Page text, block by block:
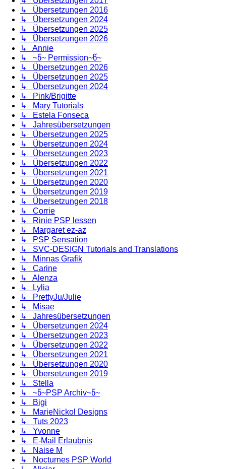
↳ Übersetzungen 2016
↳ Übersetzungen 2024
↳ Übersetzungen 2025
↳ Übersetzungen 2026
↳ Annie
↳ ~წ~ Permission~წ~
↳ Übersetzungen 2026
↳ Übersetzungen 2025
↳ Übersetzungen 2024
↳ Pink/Brigitte
↳ Mary Tutorials
↳ Estela Fonseca
↳ Jahresübersetzungen
↳ Übersetzungen 2025
↳ Übersetzungen 2024
↳ Übersetzungen 2023
↳ Übersetzungen 2022
↳ Übersetzungen 2021
↳ Übersetzungen 2020
↳ Übersetzungen 2019
↳ Übersetzungen 2018
↳ Corrie
↳ Rinie PSP lessen
↳ Margaret ez-az
↳ PSP Sensation
↳ SVC-DESIGN Tutorials and Translations
↳ Minnas Grafik
↳ Carine
↳ Alenza
↳ Lylia
↳ PrettyJu/Julie
↳ Misae
↳ Jahresübersetzungen
↳ Übersetzungen 2024
↳ Übersetzungen 2023
↳ Übersetzungen 2022
↳ Übersetzungen 2021
↳ Übersetzungen 2020
↳ Übersetzungen 2019
↳ Stella
↳ ~წ~PSP Archiv~წ~
↳ Bigi
↳ MarieNickol Designs
↳ Tuts 2023
↳ Yvonne
↳ E-Mail Erlaubnis
↳ Naise M
↳ Nocturnes PSP World